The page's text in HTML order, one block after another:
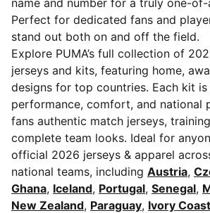
name and number for a truly one-
Perfect for dedicated fans and
stand out both on and off the field.
Explore PUMA’s full collection of
jerseys and kits, featuring home,
designs for top countries. Each kit
performance, comfort, and national
fans authentic match jerseys,
complete team looks. Ideal for
official 2026 jerseys & apparel
national teams, including Austria,
Ghana, Iceland, Portugal, Senegal,
New Zealand, Paraguay, Ivory Coast